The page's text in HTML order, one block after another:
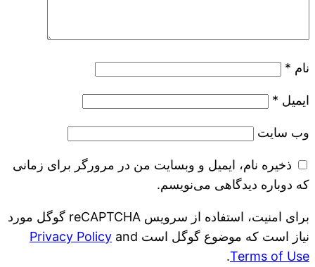
نام *
ایمیل *
وب‌ سایت
ذخیره نام، ایمیل و وبسایت من در مرورگر برای زمانی
که دوباره دیدگاهی می‌نویسم.
برای امنیت، استفاده از سرویس reCAPTCHA گوگل مورد
نیاز است که موضوع گوگل است
Privacy Policy and
Terms of Use
.